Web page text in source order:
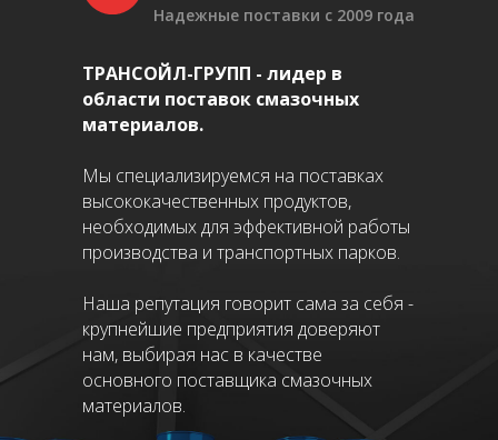
ТРАНСОЙЛ-ГРУПП - лидер в
области поставок смазочных
материалов.
Мы специализируемся на поставках
высококачественных продуктов,
необходимых для эффективной работы
производства и транспортных парков.
Наша репутация говорит сама за себя -
крупнейшие предприятия доверяют
нам, выбирая нас в качестве
основного поставщика смазочных
материалов.
Надежные поставки с 2009 года